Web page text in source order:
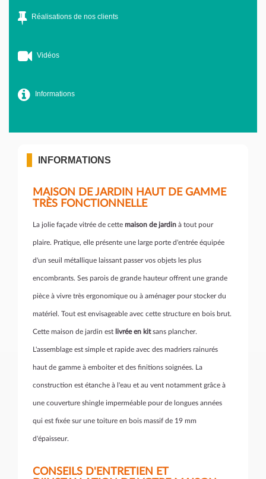
Réalisations de nos clients
Vidéos
Informations
INFORMATIONS
MAISON DE JARDIN HAUT DE GAMME
TRÈS FONCTIONNELLE
La jolie façade vitrée de cette maison de jardin à tout pour
plaire. Pratique, elle présente une large porte d'entrée équipée
d'un seuil métallique laissant passer vos objets les plus
encombrants. Ses parois de grande hauteur offrent une grande
pièce à vivre très ergonomique ou à aménager pour stocker du
matériel. Tout est envisageable avec cette structure en bois brut.
Cette maison de jardin est livrée en kitsans plancher.
L'assemblage est simple et rapide avec des madriers rainurés
haut de gamme à emboiter et des finitions soignées. La
construction est étanche à l'eau et au vent notamment grâce à
une couverture shingle imperméable pour de longues années
qui est fixée sur une toiture en bois massif de 19 mm
d'épaisseur.
CONSEILS D'ENTRETIEN ET